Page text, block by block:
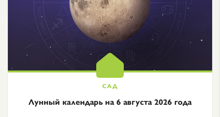
Лунный календарь на 6 августа 2026 года